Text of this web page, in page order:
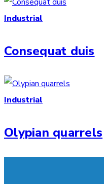
Industrial
Consequat duis
Industrial
Olypian quarrels